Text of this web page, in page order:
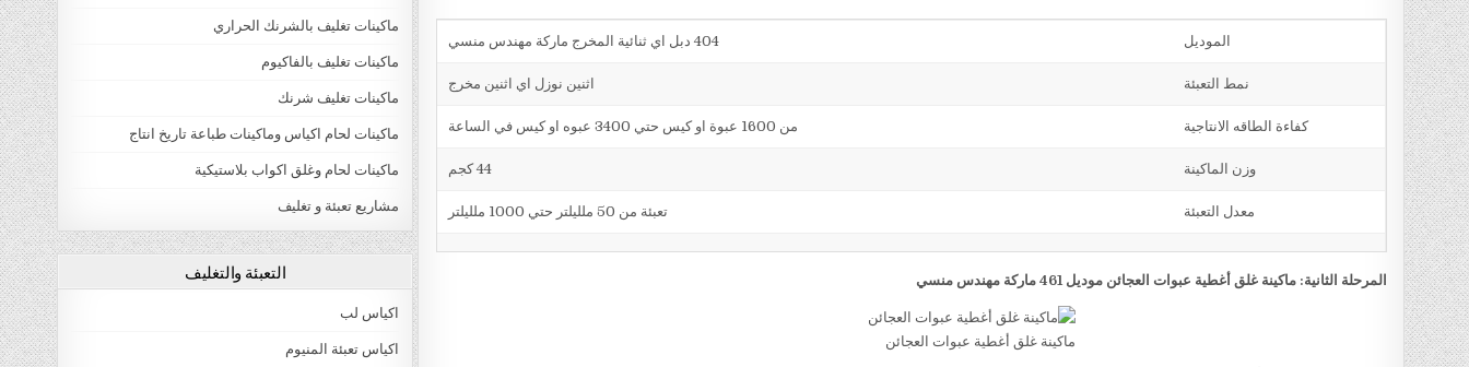
الموديل 404 دبل اي ثنائية المخرج ماركة مهندس منسي
نمط التعبئة اثنين نوزل اي اثنين مخرج
كفاءة الطاقه الانتاجية من 1600 عبوة او كيس حتي 3400 عبوه او كيس في الساعة
وزن الماكينة 44 كجم
معدل التعبئة تعبئة من 50 ملليلتر حتي 1000 ملليلتر
المرحلة الثانية: ماكينة غلق أغطية عبوات العجائن موديل 461 ماركة مهندس منسي
ماكينة غلق أغطية عبوات العجائن
ماكينات تغليف بالشرنك الحراري
ماكينات تغليف بالفاكيوم
ماكينات تغليف شرنك
ماكينات لحام اكياس وماكينات طباعة تاريخ انتاج
ماكينات لحام وغلق اكواب بلاستيكية
مشاريع تعبئة و تغليف
التعبئة والتغليف
اكياس لب
اكياس تعبئة المنيوم